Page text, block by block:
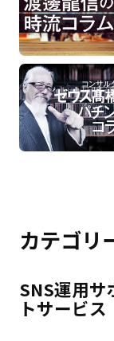
カテゴリ
SNS運用サ
トサービス